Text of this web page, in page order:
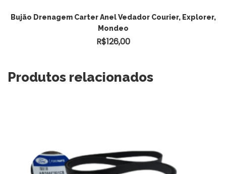
ADICIONAR AO CARRINHO
Bujão Drenagem Carter Anel Vedador Courier, Explorer,
Mondeo
R$126,00
Produtos relacionados